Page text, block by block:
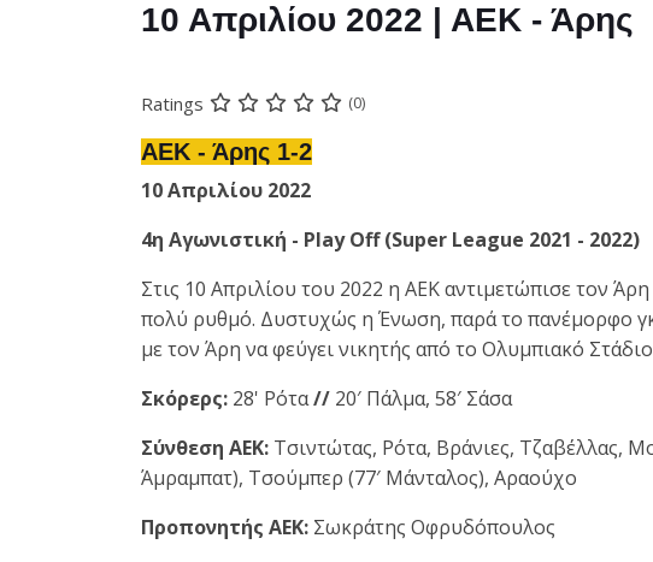
10 Απριλίου 2022 | ΑΕΚ - Άρης
Ratings (0)
ΑΕΚ - Άρης 1-2
10 Απριλίου 2022
4η Αγωνιστική - Play Off (Super League 2021 - 2022)
Στις 10 Απριλίου του 2022 η ΑΕΚ αντιμετώπισε τον
πολύ ρυθμό. Δυστυχώς η Ένωση, παρά το πανέμορφο
με τον Άρη να φεύγει νικητής από το Ολυμπιακό
Σκόρερς: 28' Ρότα// 20′ Πάλμα, 58′ Σάσα
Σύνθεση ΑΕΚ: Τσιντώτας, Ρότα, Βράνιες, Τζαβέλλας,
Άμραμπατ), Τσούμπερ (77′ Μάνταλος), Αραούχο
Προπονητής ΑΕΚ: Σωκράτης Οφρυδόπουλος